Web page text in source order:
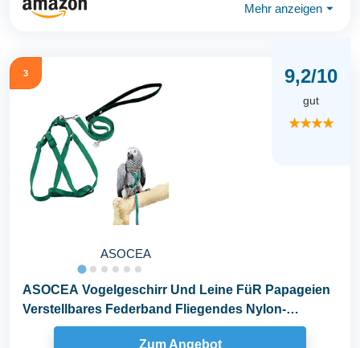
Mehr anzeigen ⏷
3
ASOCEA
9,2/10
gut
★★★★
ASOCEA Vogelgeschirr Und Leine FüR Papageien
Verstellbares Federband Fliegendes Nylon-
Laufseil...
Zum Angebot